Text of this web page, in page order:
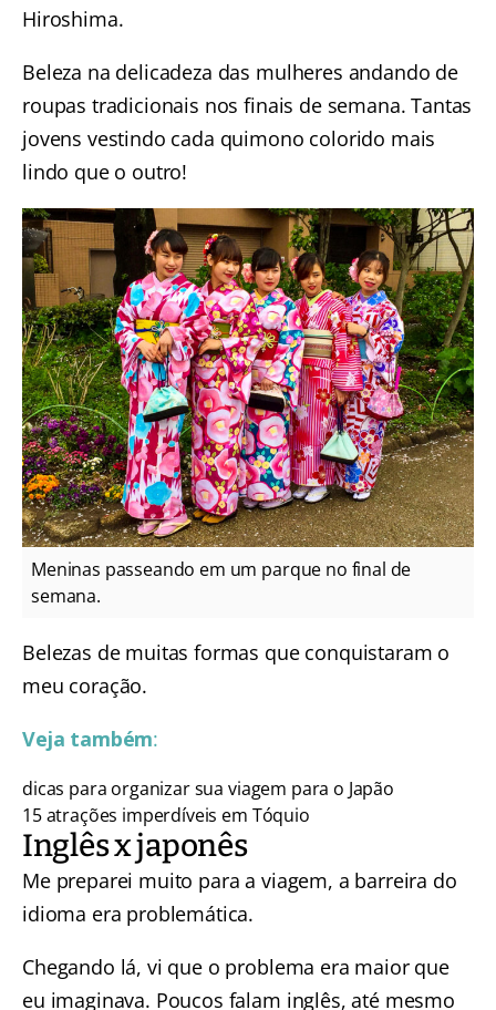
Hiroshima.
Beleza na delicadeza das mulheres andando de
roupas tradicionais nos finais de semana. Tantas
jovens vestindo cada quimono colorido mais
lindo que o outro!
Meninas passeando em um parque no final de
semana.
Belezas de muitas formas que conquistaram o
meu coração.
Veja também:
dicas para organizar sua viagem para o Japão
15 atrações imperdíveis em Tóquio
Inglês x japonês
Me preparei muito para a viagem, a barreira do
idioma era problemática.
Chegando lá, vi que o problema era maior que
eu imaginava. Poucos falam inglês, até mesmo